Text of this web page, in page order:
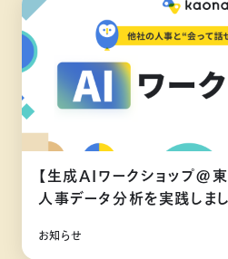
【生成AIワークショップ@
人事データ分析を実践しま
お知らせ